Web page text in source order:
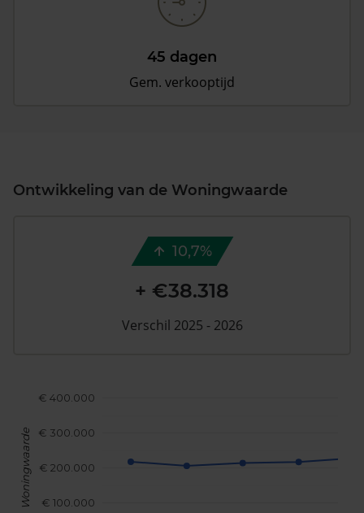
45 dagen
Gem. verkooptijd
Ontwikkeling van de Woningwaarde
€ 100.000
€ 200.000
€ 300.000
€ 400.000
Woningwaarde
10,7%
+ €38.318
Verschil 2025 - 2026